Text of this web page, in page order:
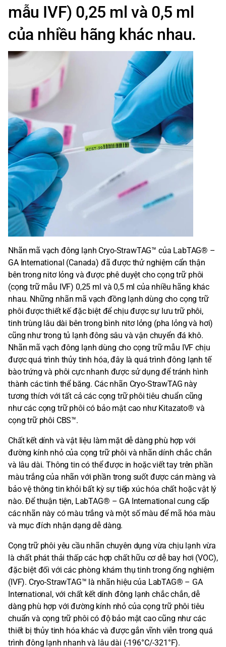
mẫu IVF) 0,25 ml và 0,5 ml
của nhiều hãng khác nhau.
Nhãn mã vạch đông lạnh Cryo-StrawTAG™ của LabTAG® –
GA International (Canada) đã được thử nghiệm cẩn thận
bên trong nitơ lỏng và được phê duyệt cho cọng trữ phôi
(cọng trữ mẫu IVF) 0,25 ml và 0,5 ml của nhiều hãng khác
nhau. Những nhãn mã vạch đồng lạnh dùng cho cọng trữ
phôi được thiết kế đặc biệt để chịu được sự lưu trữ phôi,
tinh trùng lâu dài bên trong bình nitơ lỏng (pha lỏng và hơi)
cũng như trong tủ lạnh đông sâu và vận chuyển đá khô.
Nhãn mã vạch đông lạnh dùng cho cọng trữ mẫu IVF chịu
được quá trình thủy tinh hóa, đây là quá trình đông lạnh tế
bào trứng và phôi cực nhanh được sử dụng để tránh hình
thành các tinh thể băng. Các nhãn Cryo-StrawTAG này
tương thích với tất cả các cọng trữ phôi tiêu chuẩn cũng
như các cọng trữ phôi có bảo mật cao như Kitazato® và
cọng trữ phôi CBS™.
Chất kết dính và vật liệu làm mặt dễ dàng phù hợp với
đường kính nhỏ của cọng trữ phôi và nhãn dính chắc chắn
và lâu dài. Thông tin có thể được in hoặc viết tay trên phần
màu trắng của nhãn với phần trong suốt được cán màng và
bảo vệ thông tin khỏi bất kỳ sự tiếp xúc hóa chất hoặc vật lý
nào. Để thuận tiện, LabTAG® – GA International cung cấp
các nhãn này có màu trắng và một số màu để mã hóa màu
và mục đích nhận dạng dễ dàng.
Cọng trữ phôi yêu cầu nhãn chuyên dụng vừa chịu lạnh vừa
là chất phát thải thấp các hợp chất hữu cơ dễ bay hơi (VOC),
đặc biệt đối với các phòng khám thụ tinh trong ống nghiệm
(IVF). Cryo-StrawTAG™ là nhãn hiệu của LabTAG® – GA
International, với chất kết dính đông lạnh chắc chắn, dễ
dàng phù hợp với đường kính nhỏ của cọng trữ phôi tiêu
chuẩn và cọng trữ phôi có độ bảo mật cao cũng như các
thiết bị thủy tinh hóa khác và được gắn vĩnh viễn trong quá
trình đông lạnh nhanh và lâu dài (-196°C/-321°F).